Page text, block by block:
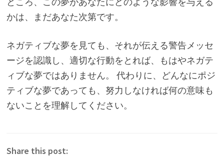
かは、まだあなた次第です。
ネガティブな夢を見ても、それが伝える警告メッセ
ージを認識し、適切な行動をとれば、もはやネガテ
ィブな夢ではありません。 代わりに、どんなにポジ
ティブな夢であっても、努力しなければ何の意味も
ないことを理解してください。
Share this post: